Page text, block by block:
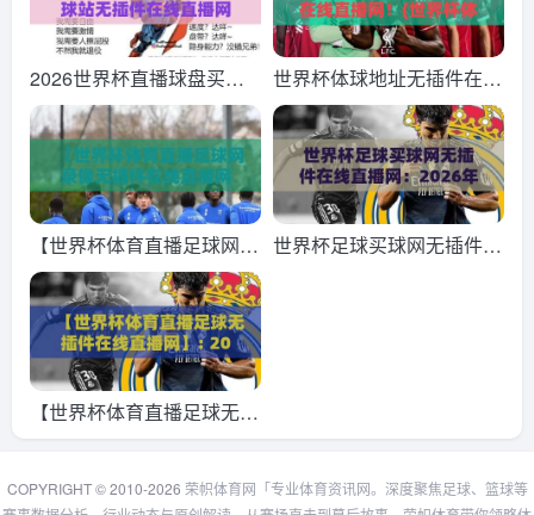
清直播+实时比分，球迷必
备神器，你真的用对了吗？
2026世界杯直播球盘买球
站无插件在线直播网：你猜
怎么着，这里有个隐藏玩法
世界杯体球地址无插件在线
直播网！(世界杯体球地址
无插件在线直播网)2026年
观赛新姿势，告别卡顿与插
件
【世界杯体育直播足球网录
像无插件在线直播网】：20
26年观赛新体验，无插件高
清回放全攻略
世界杯足球买球网无插件在
【世界杯体育直播足球无插
件在线直播网】: 2026年看
球神器，老球迷都在用
COPYRIGHT © 2010-2026 荣帜体育网「专业体育资讯网。深度聚焦足球、篮球等